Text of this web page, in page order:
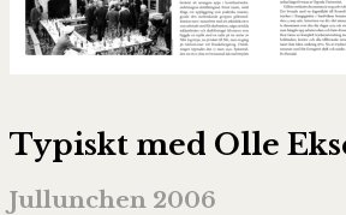
Typiskt med Olle
Jullunchen 2006